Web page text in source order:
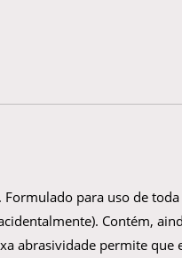
para uso de
Contém,
abrasividade permite que